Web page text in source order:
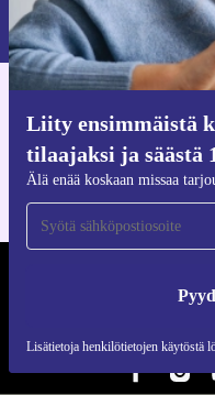
Liity ensimmäistä
tilaajaksi ja säästä
Älä enää koskaan missaa
Lisätietoja henkilötietojen käytöstä
Lisätietoja henkilötietojen